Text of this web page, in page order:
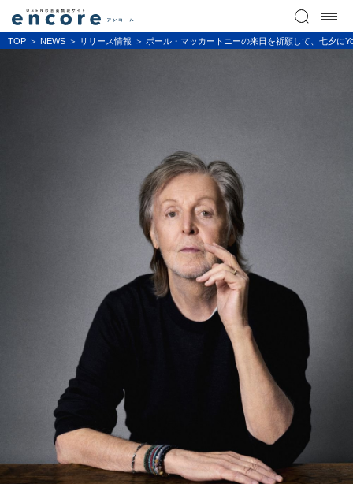
TOP NEWS リリース情報 ポール・マッカートニーの来日を祈願して、七夕に